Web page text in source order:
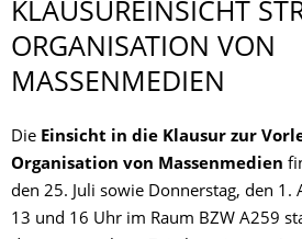
KLAUSUREINSICHT
ORGANISATION VON
MASSENMEDIEN
Die Einsicht in die Klausur zur
Organisation von Massenmedien
den 25. Juli sowie Donnerstag, den 1.
13 und 16 Uhr im Raum BZW A259